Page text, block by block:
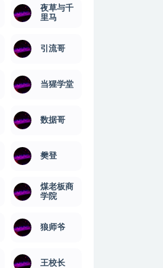
夜草与千
里马
引流哥
当猩学堂
数据哥
樊登
煤老板商
学院
狼师爷
王校长